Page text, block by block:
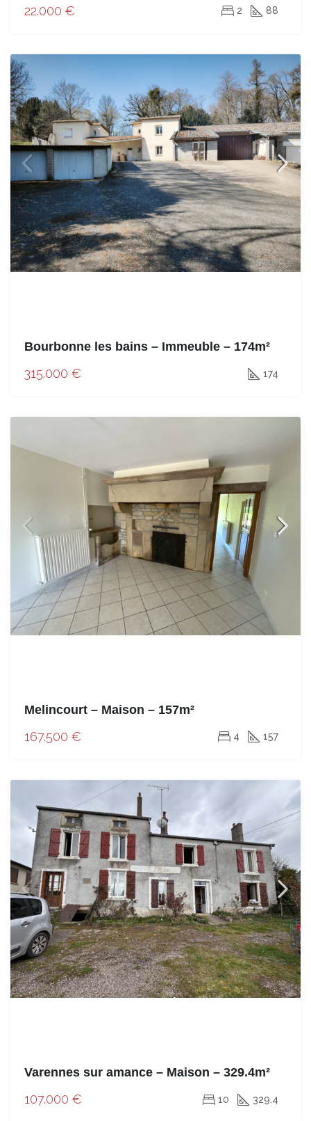
22.000 € 2 88
Bourbonne les bains – Immeuble – 174m²
315.000 € 174
Melincourt – Maison – 157m²
167.500 € 4 157
Varennes sur amance – Maison – 329.4m²
107.000 € 10 329.4